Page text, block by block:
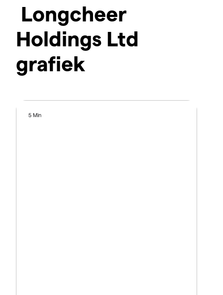
Longcheer
Holdings Ltd
grafiek
5 Min